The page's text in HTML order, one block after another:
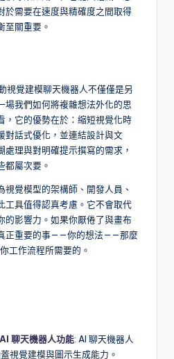
於需要在速度與精確度之間取得
至關重要。
視覺建模聊天機器人不僅僅是另
場我們如何將複雜想法外化的思
，它的優勢在於：縮短視覺化時
對話式優化，並連結設計與文
理與對明確提示撰寫的需求，
都屬次要。
覺模型的架構師、開發人員、
工具值得認真考慮。它不會取代
的影響力。如果你厭倦了與畫布
正重要的事——你的想法——那麼
工作流程所需要的。
聊天機器人功能: AI 聊天機器人
視覺建模與圖示生成能力。